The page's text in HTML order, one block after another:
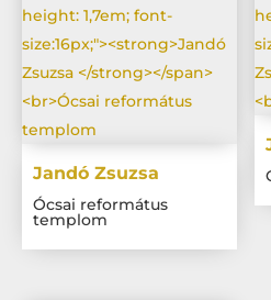
Jandó Zsuzsa
Ócsai református
templom